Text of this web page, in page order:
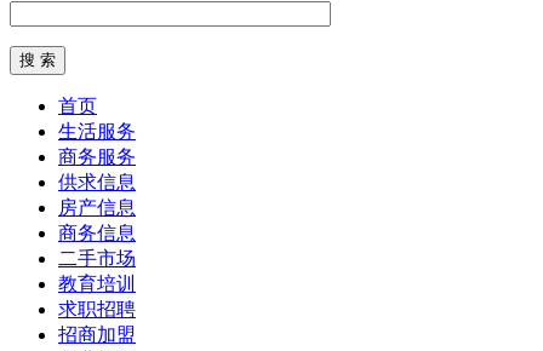
首页
生活服务
商务服务
供求信息
房产信息
商务信息
二手市场
教育培训
求职招聘
招商加盟